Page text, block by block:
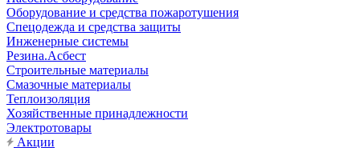
Оборудование и средства пожаротушения
Спецодежда и средства защиты
Инженерные системы
Резина.Асбест
Строительные материалы
Смазочные материалы
Теплоизоляция
Хозяйственные принадлежности
Электротовары
Акции